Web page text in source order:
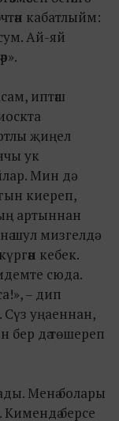
кабатлыйм:
Ай-яй
иптәш
җиңел
ук
Мин дә
киереп,
артыннан
шул мизгелдә
кебек.
сюда.
– дип
уңаеннан,
бер дә төшереп
Менә болары
берсе